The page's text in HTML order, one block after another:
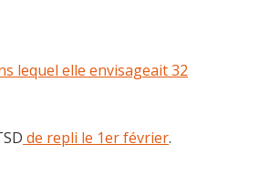
lequel elle envisageait 32
de repli le 1er février.